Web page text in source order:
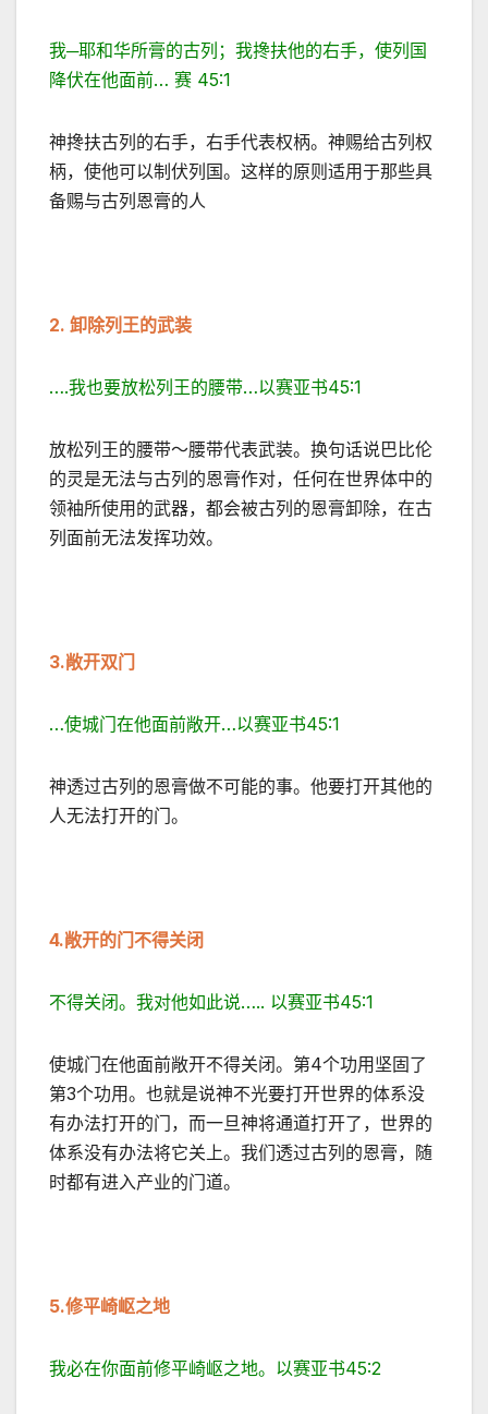
我─耶和华所膏的古列；我搀扶他的右手，使列国
降伏在他面前… 赛 45:1
神搀扶古列的右手，右手代表权柄。神赐给古列权
柄，使他可以制伏列国。这样的原则适用于那些具
备赐与古列恩膏的人
2. 卸除列王的武装
….我也要放松列王的腰带…以赛亚书45:1
放松列王的腰带～腰带代表武装。换句话说巴比伦
的灵是无法与古列的恩膏作对，任何在世界体中的
领袖所使用的武器，都会被古列的恩膏卸除，在古
列面前无法发挥功效。
3.敞开双门
…使城门在他面前敞开…以赛亚书45:1
神透过古列的恩膏做不可能的事。他要打开其他的
人无法打开的门。
4.敞开的门不得关闭
不得关闭。我对他如此说….. 以赛亚书45:1
使城门在他面前敞开不得关闭。第4个功用坚固了
第3个功用。也就是说神不光要打开世界的体系没
有办法打开的门，而一旦神将通道打开了，世界的
体系没有办法将它关上。我们透过古列的恩膏，随
时都有进入产业的门道。
5.修平崎岖之地
我必在你面前修平崎岖之地。以赛亚书45:2